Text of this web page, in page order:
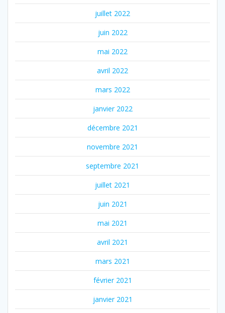
juillet 2022
juin 2022
mai 2022
avril 2022
mars 2022
janvier 2022
décembre 2021
novembre 2021
septembre 2021
juillet 2021
juin 2021
mai 2021
avril 2021
mars 2021
février 2021
janvier 2021